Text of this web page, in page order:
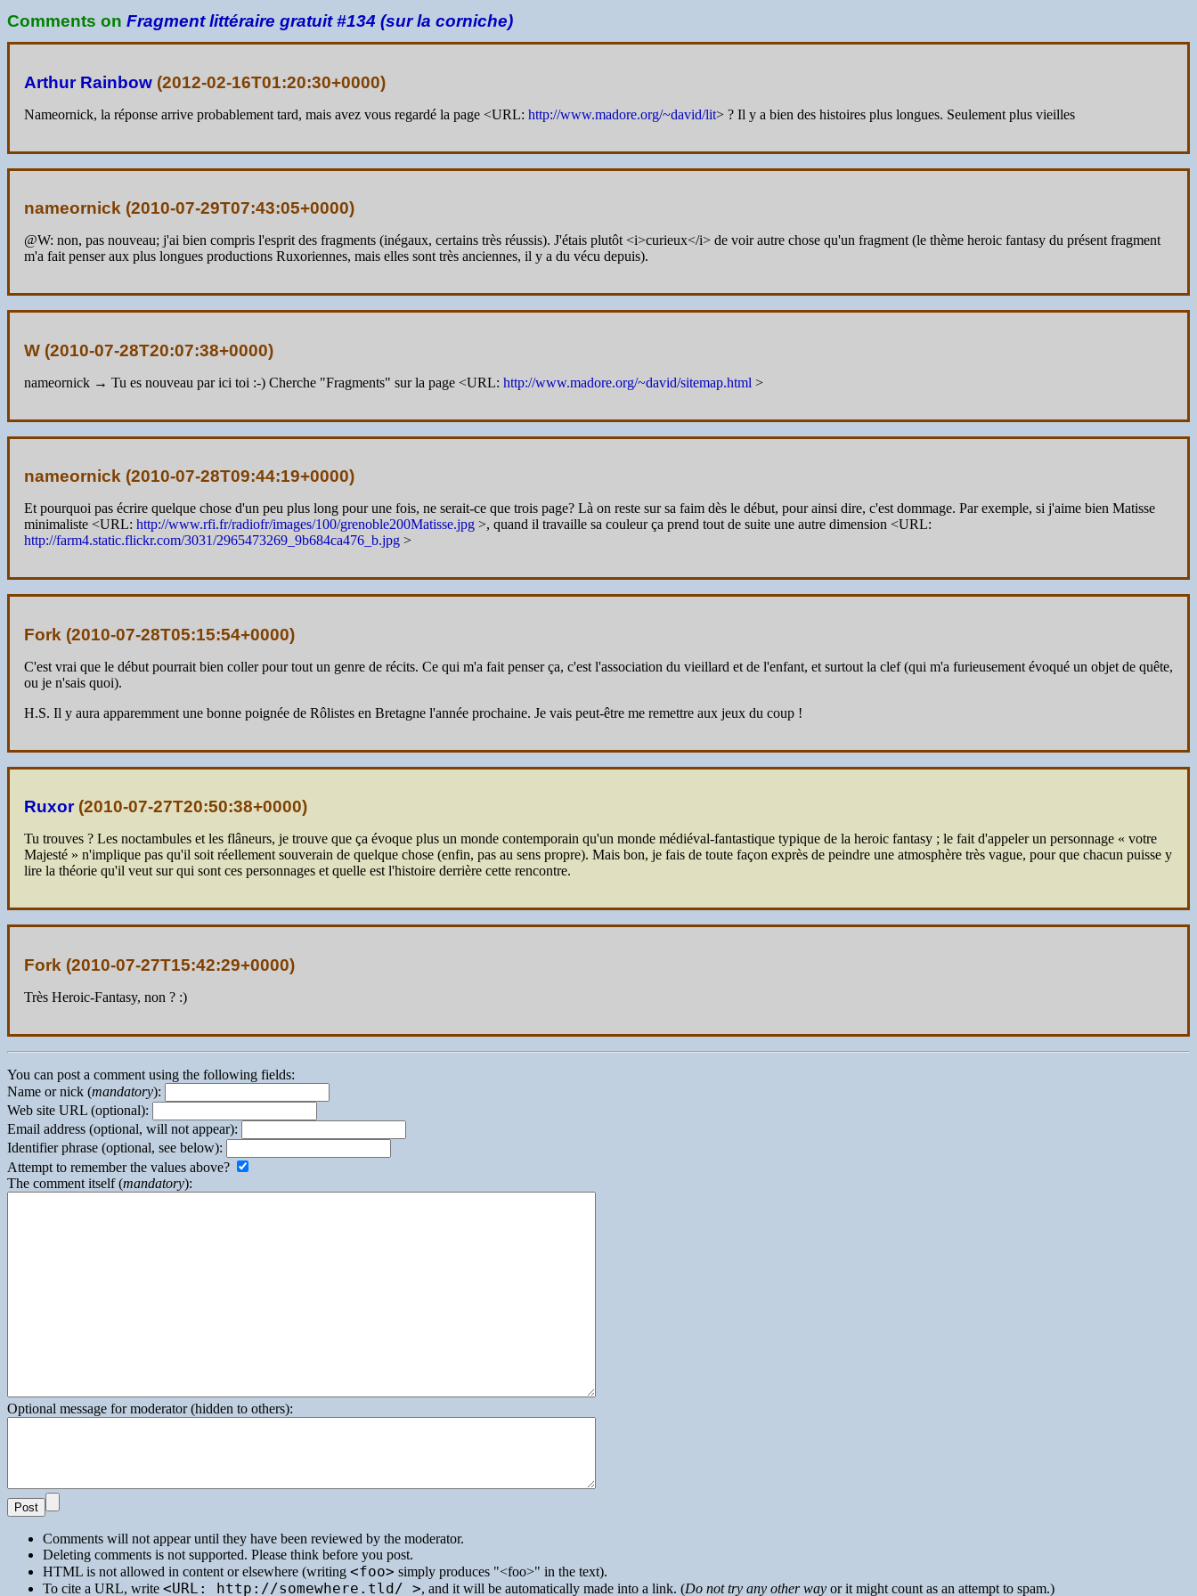
Comments on Fragment littéraire gratuit #134 (sur la corniche)
Arthur Rainbow (2012-02-16T01:20:30+0000)
Nameornick, la réponse arrive probablement tard, mais avez vous regardé la page <URL: http://www.madore.org/~david/lit> ? Il y a bien des histoires plus longues. Seulement plus vieilles
nameornick (2010-07-29T07:43:05+0000)
@W: non, pas nouveau; j'ai bien compris l'esprit des fragments (inégaux, certains très réussis). J'étais plutôt <i>curieux</i> de voir autre chose qu'un fragment (le thème heroic fantasy du présent fragment
m'a fait penser aux plus longues productions Ruxoriennes, mais elles sont très anciennes, il y a du vécu depuis).
W (2010-07-28T20:07:38+0000)
nameornick → Tu es nouveau par ici toi :-) Cherche "Fragments" sur la page <URL: http://www.madore.org/~david/sitemap.html >
nameornick (2010-07-28T09:44:19+0000)
Et pourquoi pas écrire quelque chose d'un peu plus long pour une fois, ne serait-ce que trois page? Là on reste sur sa faim dès le début, pour ainsi dire, c'est dommage. Par exemple, si j'aime bien Matisse
minimaliste <URL: http://www.rfi.fr/radiofr/images/100/grenoble200Matisse.jpg >, quand il travaille sa couleur ça prend tout de suite une autre dimension <URL:
http://farm4.static.flickr.com/3031/2965473269_9b684ca476_b.jpg >
Fork (2010-07-28T05:15:54+0000)
C'est vrai que le début pourrait bien coller pour tout un genre de récits. Ce qui m'a fait penser ça, c'est l'association du vieillard et de l'enfant, et surtout la clef (qui m'a furieusement évoqué un objet de quête,
ou je n'sais quoi).
H.S. Il y aura apparemment une bonne poignée de Rôlistes en Bretagne l'année prochaine. Je vais peut-être me remettre aux jeux du coup !
Ruxor(2010-07-27T20:50:38+0000)
Tu trouves ? Les noctambules et les flâneurs, je trouve que ça évoque plus un monde contemporain qu'un monde médiéval-fantastique typique de la heroic fantasy ; le fait d'appeler un personnage « votre
Majesté » n'implique pas qu'il soit réellement souverain de quelque chose (enfin, pas au sens propre). Mais bon, je fais de toute façon exprès de peindre une atmosphère très vague, pour que chacun puisse y
lire la théorie qu'il veut sur qui sont ces personnages et quelle est l'histoire derrière cette rencontre.
Fork (2010-07-27T15:42:29+0000)
Très Heroic-Fantasy, non ? :)
You can post a comment using the following fields:
Name or nick (mandatory):
Web site URL (optional):
Email address (optional, will not appear):
Identifier phrase (optional, see below):
Attempt to remember the values above?
The comment itself (mandatory):
Optional message for moderator (hidden to others):
Comments will not appear until they have been reviewed by the moderator.
Deleting comments is not supported. Please think before you post.
HTML is not allowed in content or elsewhere (writing <foo> simply produces <foo>
in the text).
To cite a URL, write <URL: http://somewhere.tld/ >, and it will be automatically made into a link. (Do not try any other way or it might count as an attempt to spam.)